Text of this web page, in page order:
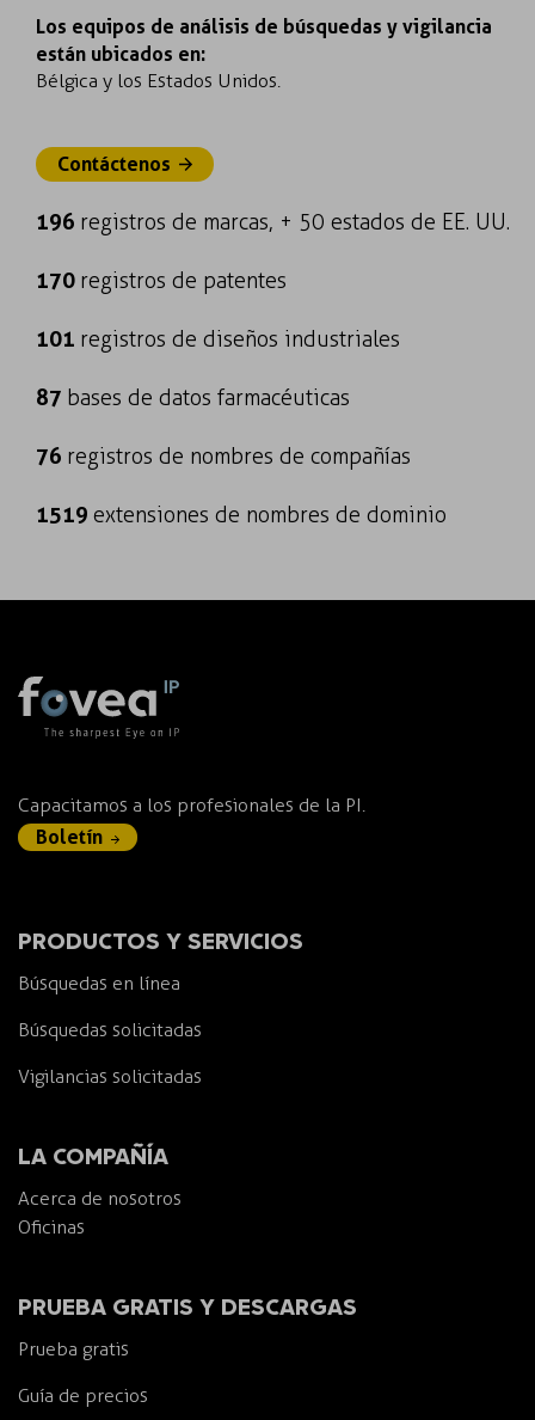
Los equipos de análisis de búsquedas y vigilancia
están ubicados en:
Bélgica y los Estados Unidos.
Contáctenos
196 registros de marcas, + 50 estados de EE. UU.
170 registros de patentes
101 registros de diseños industriales
87 bases de datos farmacéuticas
76 registros de nombres de compañías
1519 extensiones de nombres de dominio
Capacitamos a los profesionales de la PI.
Boletín
PRODUCTOS Y SERVICIOS
Búsquedas en línea
Búsquedas solicitadas
Vigilancias solicitadas
LA COMPAÑÍA
Acerca de nosotros
Oficinas
PRUEBA GRATIS Y DESCARGAS
Prueba gratis
Guía de precios